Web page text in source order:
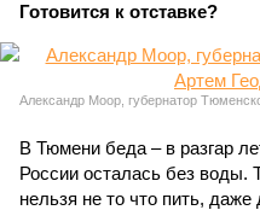
Готовится к отставке?
Александр Моор, губернатор
В Тюмени беда – в разгар
России осталась без воды.
нельзя не то что пить,